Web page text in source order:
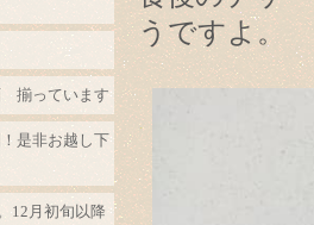
うですよ。
揃っています
是非お越し下
12月初旬以降